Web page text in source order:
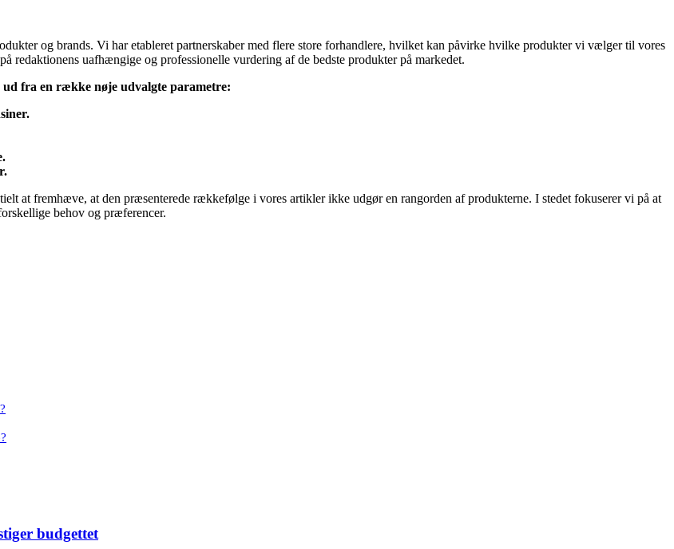
og brands. Vi har etableret partnerskaber med flere store forhandlere, hvilket kan påvirke hvilke produkter vi vælger til vores
redaktionens uafhængige og professionelle vurdering af de bedste produkter på markedet.
fra en række nøje udvalgte parametre:
at fremhæve, at den præsenterede rækkefølge i vores artikler ikke udgør en rangorden af produkterne. I stedet fokuserer vi på at
behov og præferencer.
budgettet